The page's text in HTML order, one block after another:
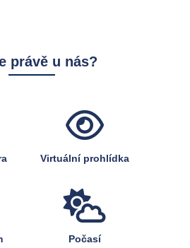
právě u nás?
Virtuální prohlídka
Počasí